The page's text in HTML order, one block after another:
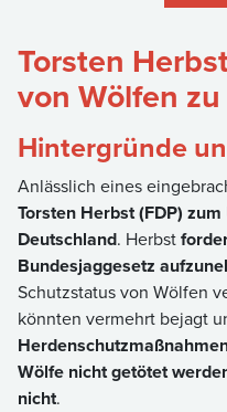
Torsten
von Wölfen
Hintergründe
Anlässlich eines
Torsten Herbst (FDP)
Deutschland. Herbst
Bundesjaggesetz
Schutzstatus von Wölfen
könnten vermehrt bejagt
Wölfe nicht getötet
nicht.